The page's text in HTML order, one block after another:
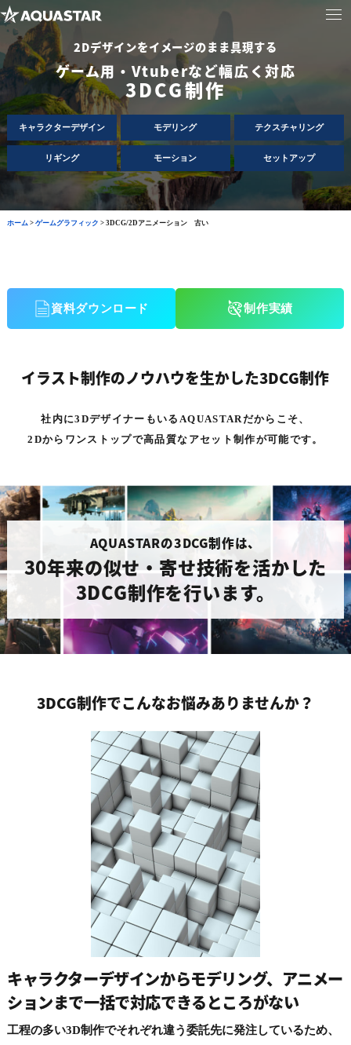
2Dデザインをイメージのまま具現する
ゲーム用・Vtuberなど幅広く対応
3DCG制作
キャラクターデザイン モデリング テクスチャリング
リギング モーション セットアップ
ホーム> ゲームグラフィック > 3DCG/2Dアニメーション 古い
資料ダウンロード 制作実績
イラスト制作のノウハウを生かした3DCG制作
社内に3DデザイナーもいるAQUASTARだからこそ、
2Dからワンストップで高品質なアセット制作が可能です。
AQUASTARの3DCG制作は、
30年来の似せ・寄せ技術を活かした
3DCG制作を行います。
3DCG制作でこんなお悩みありませんか？
キャラクターデザインからモデリング、アニメー
ションまで一括で対応できるところがない
工程の多い3D制作でそれぞれ違う委託先に発注しているため、